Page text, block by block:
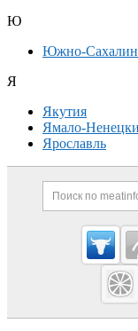
Ю
Южно-
Я
Якутия
Ямало-
Ярославль
Cсылки
мясо и